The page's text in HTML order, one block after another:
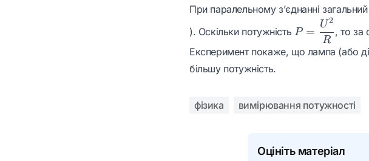
При паралельному з’єднанні
). Оскільки потужність
P =
\dfrac{U^2}
{R}
P =
R
U2
, то за
Експеримент покаже, що лампа (або
більшу потужність.
фізика вимірювання потужності
Оцініть матеріал